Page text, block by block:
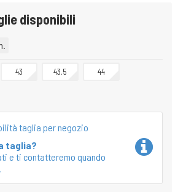
disponibili
43 43.5 44
taglia per negozio
taglia?
e ti contatteremo quando